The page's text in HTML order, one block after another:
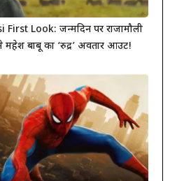
Look: जन्मदिन पर राजामौली
से महेश बाबू का ‘रुद्र’ अवतार आउट!